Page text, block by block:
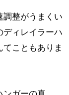
調整がうまくい
ディレイラーハ
こともありま